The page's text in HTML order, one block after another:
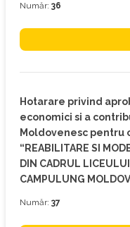
Număr: 36
Hotarare privind
economici si a
Moldovenesc
“REABILITARE SI
DIN CADRUL
CAMPULUNG
Număr: 37